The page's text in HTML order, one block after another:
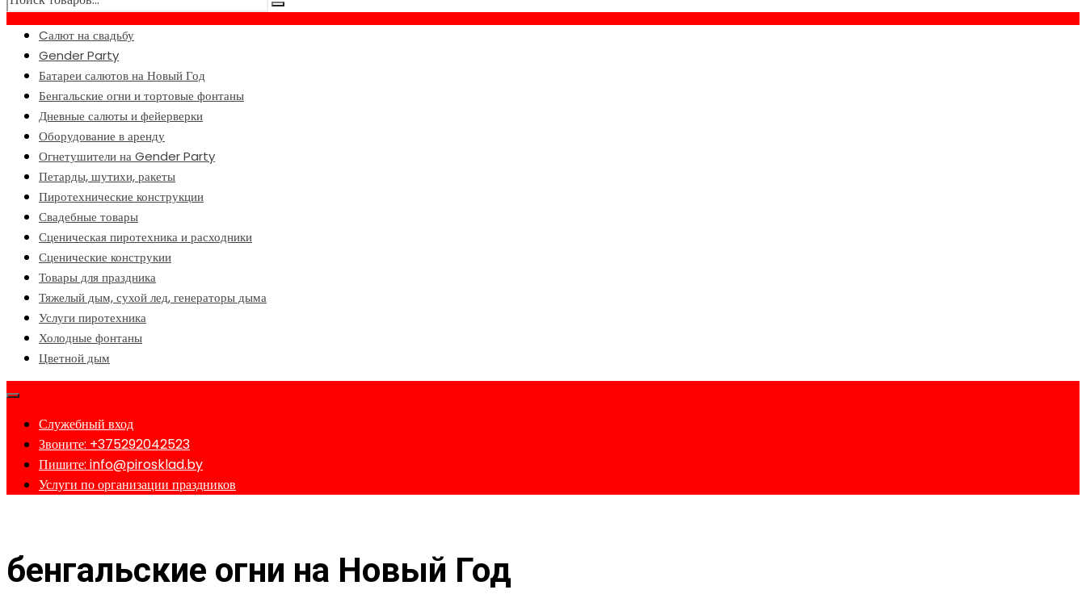
Cалют на свадьбу
Gender Party
Батареи салютов на Новый Год
Бенгальские огни и тортовые фонтаны
Дневные салюты и фейерверки
Оборудование в аренду
Огнетушители на Gender Party
Петарды, шутихи, ракеты
Пиротехнические конструкции
Свадебные товары
Сценическая пиротехника и расходники
Сценические конструкии
Товары для праздника
Тяжелый дым, сухой лед, генераторы дыма
Услуги пиротехника
Холодные фонтаны
Цветной дым
Служебный вход
Звоните: +375292042523
Пишите: info@pirosklad.by
Услуги по организации праздников
бенгальские огни на Новый Год